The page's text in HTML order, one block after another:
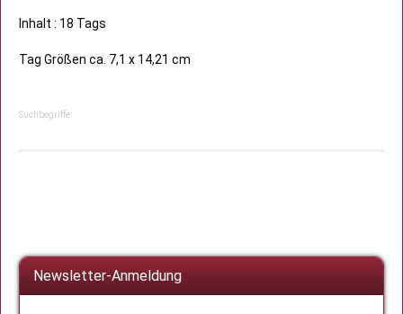
Inhalt : 18 Tags
Tag Größen ca. 7,1 x 14,21 cm
Suchbegriffe:
Newsletter-Anmeldung